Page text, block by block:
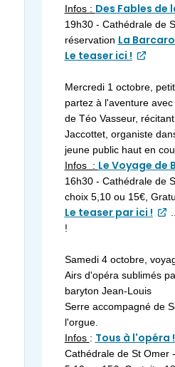
Infos : Des Fables de
19h30 - Cathédrale de
réservation La
Le teaser ici !
Mercredi 1 octobre,
partez à l'aventure
de Téo Vasseur,
Jaccottet, organiste
jeune public haut en
Infos : Le Voyage de
16h30 - Cathédrale de
choix 5,10 ou 15€,
Le teaser par ici !
!
Samedi 4 octobre,
Airs d'opéra sublimés
baryton Jean-Louis
Serre accompagné de
l'orgue.
Infos : Tous à l'opéra !
Cathédrale de St Omer